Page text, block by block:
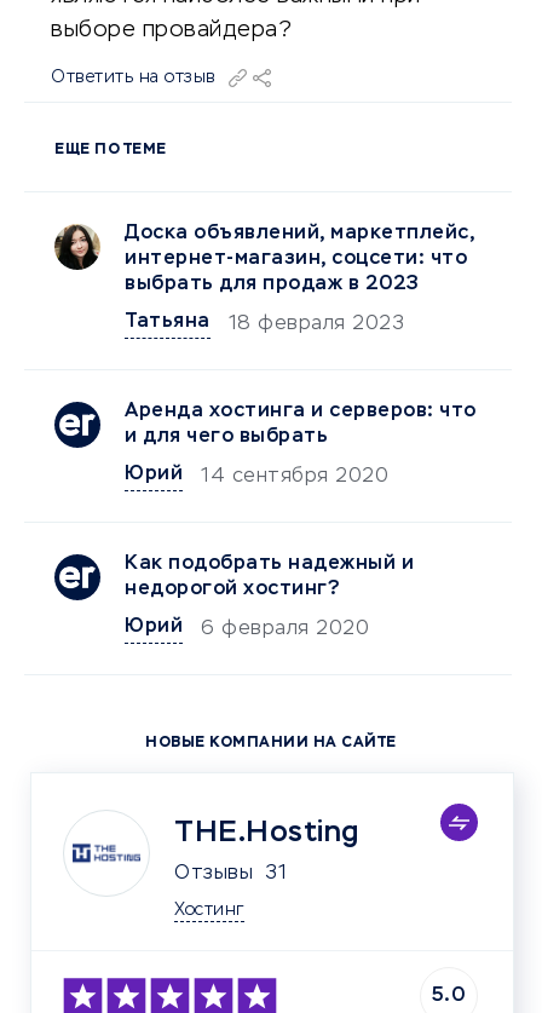
выборе провайдера?
Ответить на отзыв
ЕЩЕ ПО ТЕМЕ
Доска объявлений, маркетплейс,
интернет-магазин, соцсети: что
выбрать для продаж в 2023
Татьяна
18 февраля 2023
Аренда хостинга и серверов: что
и для чего выбрать
Юрий
14 сентября 2020
Как подобрать надежный и
недорогой хостинг?
Юрий
6 февраля 2020
НОВЫЕ КОМПАНИИ НА САЙТЕ
THE.Hosting
Отзывы 31
Хостинг
5.0